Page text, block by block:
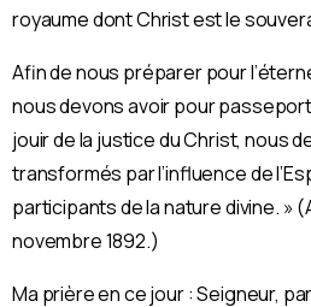
royaume dont Christ est le
Afin de nous préparer pour
nous devons avoir pour
jouir de la justice du Christ, nous
transformés par l’influence de
participants de la nature divine. »
novembre 1892.)
Ma prière en ce jour : Seigneur,